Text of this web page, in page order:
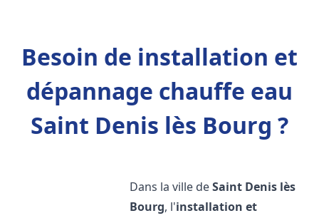
Besoin de installation et
dépannage chauffe eau
Saint Denis lès Bourg ?
Dans la ville deSaint Denis lès
Bourg, l'installation et